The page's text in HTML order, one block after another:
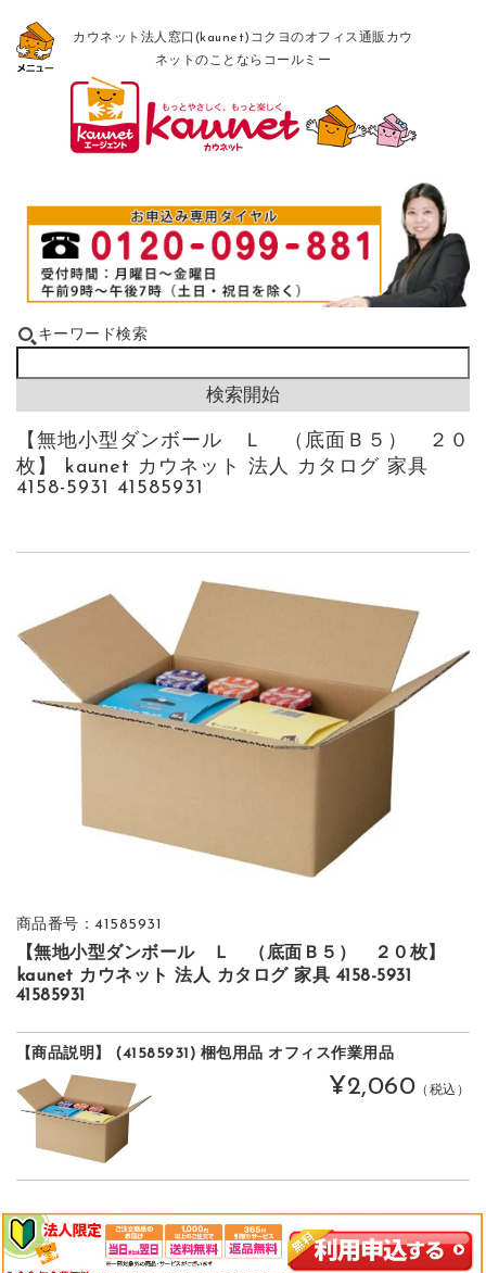
カウネット法人窓口(kaunet)コクヨのオフィス通販カウ
ネットのことならコールミー
キーワード検索
【無地小型ダンボール Ｌ （底面Ｂ５） ２０
枚】 kaunet カウネット 法人 カタログ 家具
4158-5931 41585931
商品番号：41585931
【無地小型ダンボール Ｌ （底面Ｂ５） ２０枚】
kaunet カウネット 法人 カタログ 家具 4158-5931
41585931
【商品説明】 (41585931) 梱包用品 オフィス作業用品
¥2,060 （税込）